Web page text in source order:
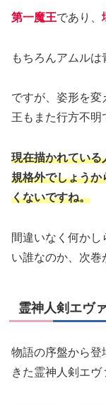
第一魔王であり、
もちろんアムルは
ですが、姿形を
王もまた行方不明
現在描かれている
規格外でしょうか
くないですね。
間違いなく何か
い誰なのか、次巻
霊神人剣エヴ
物語の序盤から登
きた霊神人剣エヴ